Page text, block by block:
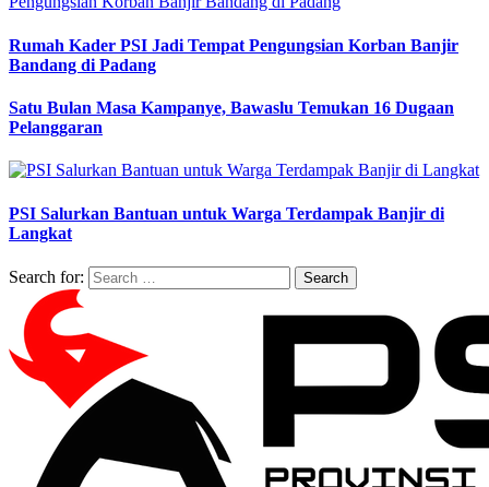
Rumah Kader PSI Jadi Tempat Pengungsian Korban Banjir
Bandang di Padang
Satu Bulan Masa Kampanye, Bawaslu Temukan 16 Dugaan
Pelanggaran
PSI Salurkan Bantuan untuk Warga Terdampak Banjir di
Langkat
Search for: